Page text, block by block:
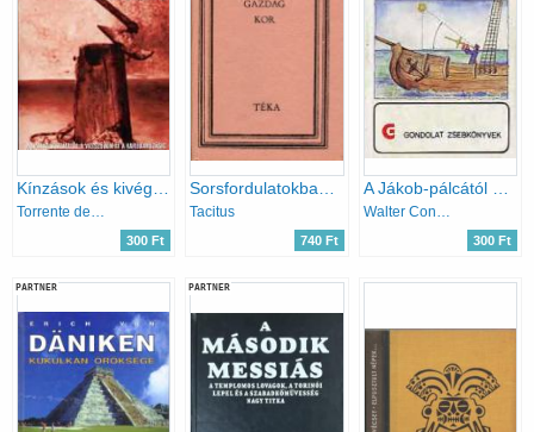
300 Ft
Tacitus
740 Ft 300 Ft
PARTNER PARTNER